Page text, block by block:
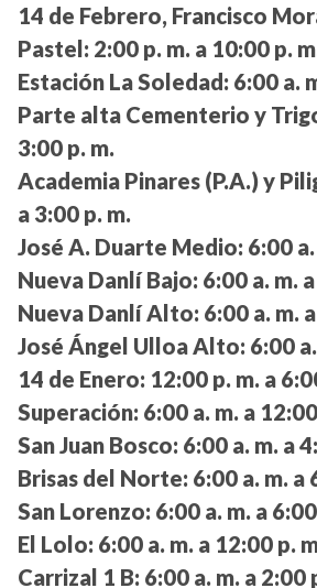
14 de Febrero, Francisco
Pastel: 2:00 p. m. a 10:00 p.
Estación La Soledad: 6:00 a.
Parte alta Cementerio y
3:00 p. m.
Academia Pinares (P.A.) y
a 3:00 p. m.
José A. Duarte Medio: 6:00
Nueva Danlí Bajo: 6:00 a. m.
Nueva Danlí Alto: 6:00 a. m.
José Ángel Ulloa Alto: 6:00
14 de Enero: 12:00 p. m. a
Superación: 6:00 a. m. a
San Juan Bosco: 6:00 a. m. a
Brisas del Norte: 6:00 a. m. a
San Lorenzo: 6:00 a. m. a
El Lolo: 6:00 a. m. a 12:00 p.
Carrizal 1 B: 6:00 a. m. a 2:00